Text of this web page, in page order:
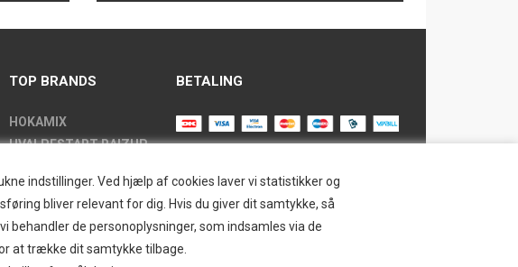
indstillinger. Ved hjælp af cookies laver vi statistikker og
bliver relevant for dig. Hvis du giver dit samtykke, så
de personoplysninger, som indsamles via de
at trække dit samtykke tilbage.
TOP BRANDS
HOKAMIX
HVALPESTART RAIZUP
GRAU
STARMARK
VARIOCAGE-MIMSAFE
BETALING
Tilmeld dig vores nyhedsbrev og
modtag eksklusive tilbud og nyheder i
shoppen. Du kan til en hver tid afmelde